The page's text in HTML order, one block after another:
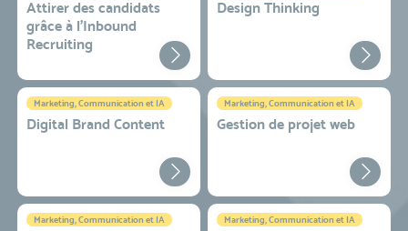
Attirer des candidats
grâce à l’Inbound
Recruiting
Design Thinking
Marketing, Communication et IA
Digital Brand Content
Marketing, Communication et IA
Gestion de projet web
Marketing, Communication et IA Marketing, Communication et IA